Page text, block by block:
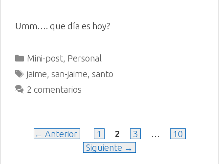
Umm…. que día es hoy?
Categorías
Mini-post, Personal
Etiquetas
jaime san-jaime santo
2 comentarios
← Anterior Página
1 Página
2 Página
3 Página
10
Siguiente →